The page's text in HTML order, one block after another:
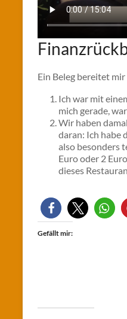
Ein Beleg bereitet
Ich war mit
mich gerade,
Wir haben
daran: Ich habe
also besonders
Euro oder 2
dieses
Gefällt mir: